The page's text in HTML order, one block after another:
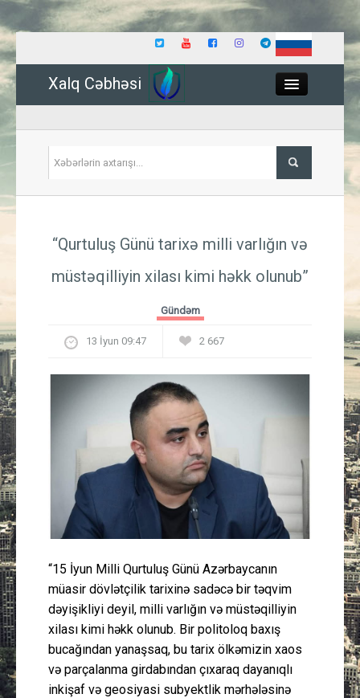
Xalq Cəbhəsi
İqtisadiyyat
Güney Azərbaycan
Müsahibə
Layihə
Gündəm
Cəmiyyət
Peşə etikası
“Qurtuluş Günü tarixə milli varlığın və
müstəqilliyin xilası kimi həkk olunub”
Gündəm
13 İyun 09:47 2 667
“15 İyun Milli Qurtuluş Günü Azərbaycanın
müasir dövlətçilik tarixinə sadəcə bir təqvim
dəyişikliyi deyil, milli varlığın və müstəqilliyin
xilası kimi həkk olunub. Bir politoloq baxış
bucağından yanaşsaq, bu tarix ölkəmizin xaos
və parçalanma girdabından çıxaraq dayanıqlı
inkişaf və geosiyasi subyektlik mərhələsinə